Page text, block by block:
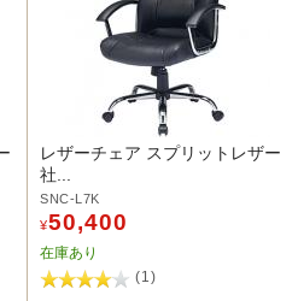
レザーチェア スプリットレザー
社...
SNC-L7K
¥50,400
在庫あり
(1)